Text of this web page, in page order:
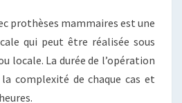
prothèses mammaires est une
qui peut être réalisée sous
locale. La durée de l’opération
complexité de chaque cas et